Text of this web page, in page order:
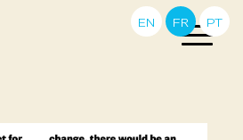
EN FR PT